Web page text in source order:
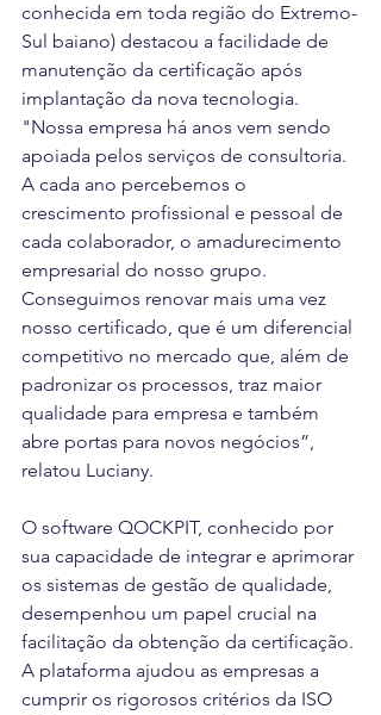
conhecida em toda região do Extremo-
Sul baiano) destacou a facilidade de
manutenção da certificação após
implantação da nova tecnologia.
"Nossa empresa há anos vem sendo
apoiada pelos serviços de consultoria.
A cada ano percebemos o
crescimento profissional e pessoal de
cada colaborador, o amadurecimento
empresarial do nosso grupo.
Conseguimos renovar mais uma vez
nosso certificado, que é um diferencial
competitivo no mercado que, além de
padronizar os processos, traz maior
qualidade para empresa e também
abre portas para novos negócios”,
relatou Luciany.
O software QOCKPIT, conhecido por
sua capacidade de integrar e aprimorar
os sistemas de gestão de qualidade,
desempenhou um papel crucial na
facilitação da obtenção da certificação.
A plataforma ajudou as empresas a
cumprir os rigorosos critérios da ISO